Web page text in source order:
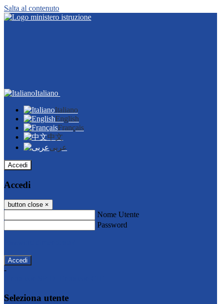
Salta al contenuto
Italiano
Italiano
English
Français
中文
عربى
Accedi
Accedi
button close ×
Nome Utente
Password
-
Seleziona utente